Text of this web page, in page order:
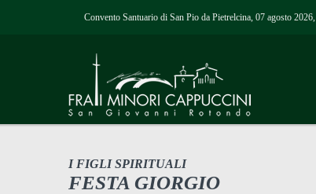
Convento Santuario di San Pio da Pietrelcina, 07 agosto 2026,
I FIGLI SPIRITUALI
FESTA GIORGIO